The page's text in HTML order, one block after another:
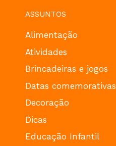
ASSUNTOS
Alimentação
Atividades
Brincadeiras e jogos
Datas comemorativas
Decoração
Dicas
Educação Infantil